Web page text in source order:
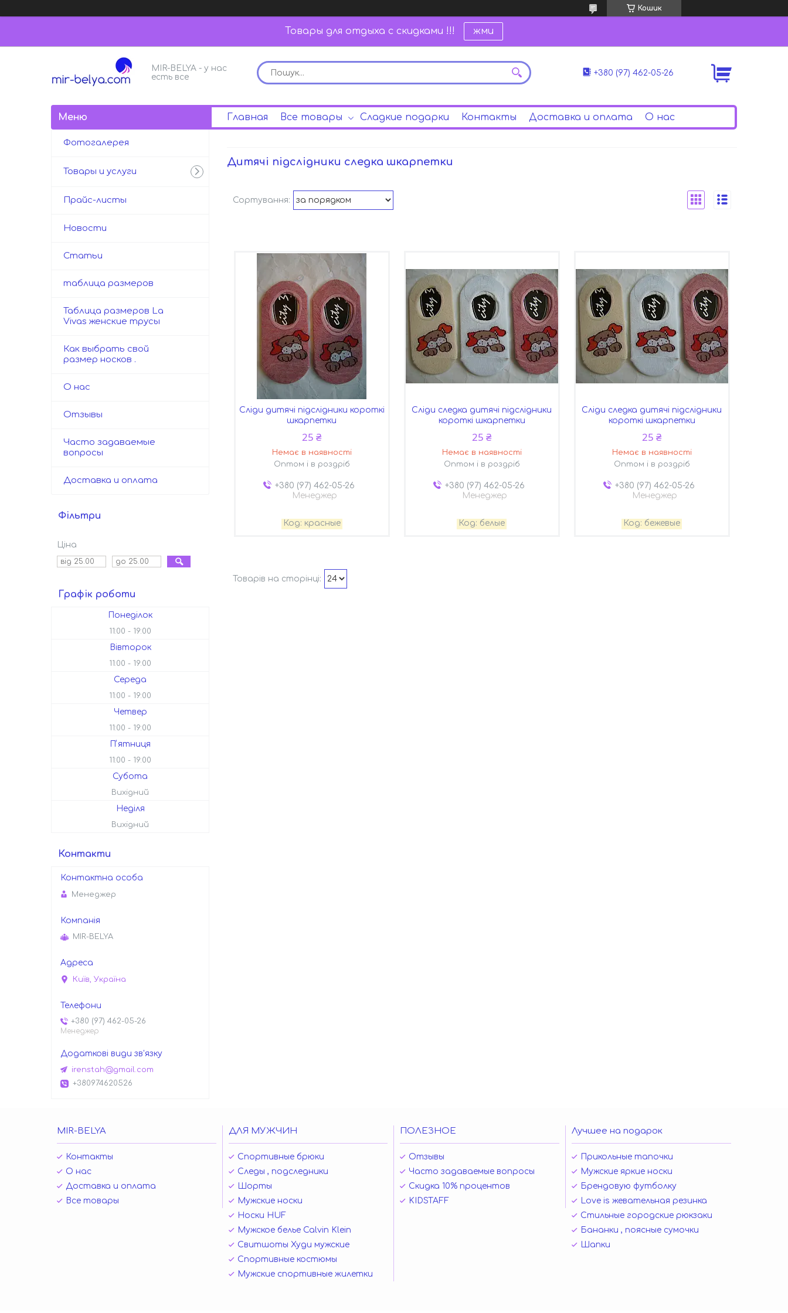
Кошик
Товары для отдыха с скидками !!! жми
MIR-BELYA - у нас
есть все
+380 (97) 462-05-26
Главная Все товары Сладкие подарки Контакты Доставка и оплата О нас
Дитячі підслідники следка шкарпетки
Сліди дитячі підслідники короткі
шкарпетки
25 ₴
Немає в наявності
Оптом і в роздріб
+380 (97) 462-05-26
Менеджер
красные
Сліди следка дитячі підслідники
короткі шкарпетки
25 ₴
Немає в наявності
Оптом і в роздріб
+380 (97) 462-05-26
Менеджер
белые
Сліди следка дитячі підслідники
короткі шкарпетки
25 ₴
Немає в наявності
Оптом і в роздріб
+380 (97) 462-05-26
Менеджер
бежевые
Фотогалерея
Товары и услуги
Прайс-листы
Новости
Статьи
таблица размеров
Таблица размеров La
Vivas женские трусы
Как выбрать свой
размер носков .
О нас
Отзывы
Часто задаваемые
вопросы
Доставка и оплата
Фільтри
Ціна
Графік роботи
Понеділок
11:00 19:00
Вівторок
11:00 19:00
Середа
11:00 19:00
Четвер
11:00 19:00
Пʼятниця
11:00 19:00
Субота
Вихідний
Неділя
Вихідний
Контакти
Менеджер
MIR-BELYA
Київ, Україна
+380 (97) 462-05-26
Менеджер
irenstah@gmail.com
+380974620526
MIR-BELYA
Контакты
О нас
Доставка и оплата
Все товары
ДЛЯ МУЖЧИН
Спортивные брюки
Следы , подследники
Шорты
Мужские носки
Носки HUF
Мужское белье Calvin Klein
Свитшоты Худи мужские
Спортивные костюмы
Мужские спортивные жилетки
ПОЛЕЗНОЕ
Отзывы
Часто задаваемые вопросы
Скидка 10% процентов
KIDSTAFF
Лучшее на подарок
Прикольные тапочки
Мужские яркие носки
Брендовую футболку
Love is жевательная резинка
Стильные городские рюкзаки
Бананки , поясные сумочки
Шапки